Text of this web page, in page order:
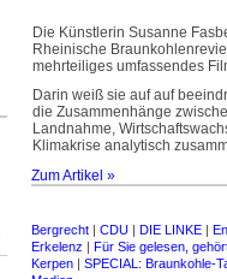
Die Künstlerin Susanne
Rheinische
mehrteiliges umfassendes
Darin weiß sie auf auf
die Zusammenhänge
Landnahme,
Klimakrise analytisch
Zum Artikel »
Bergrecht | CDU | DIE LINKE |
Erkelenz | Für Sie gelesen,
Kerpen | SPECIAL: Braunkohle-